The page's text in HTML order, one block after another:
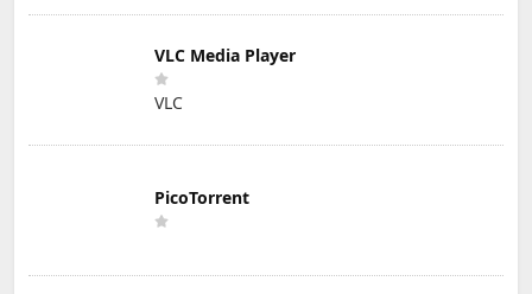
VLC Media Player
VLC
PicoTorrent